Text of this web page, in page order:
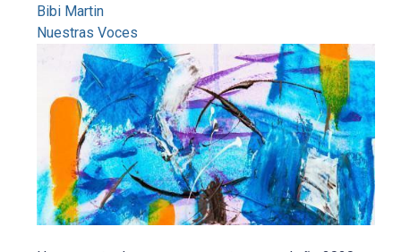
Bibi Martin
Nuestras Voces